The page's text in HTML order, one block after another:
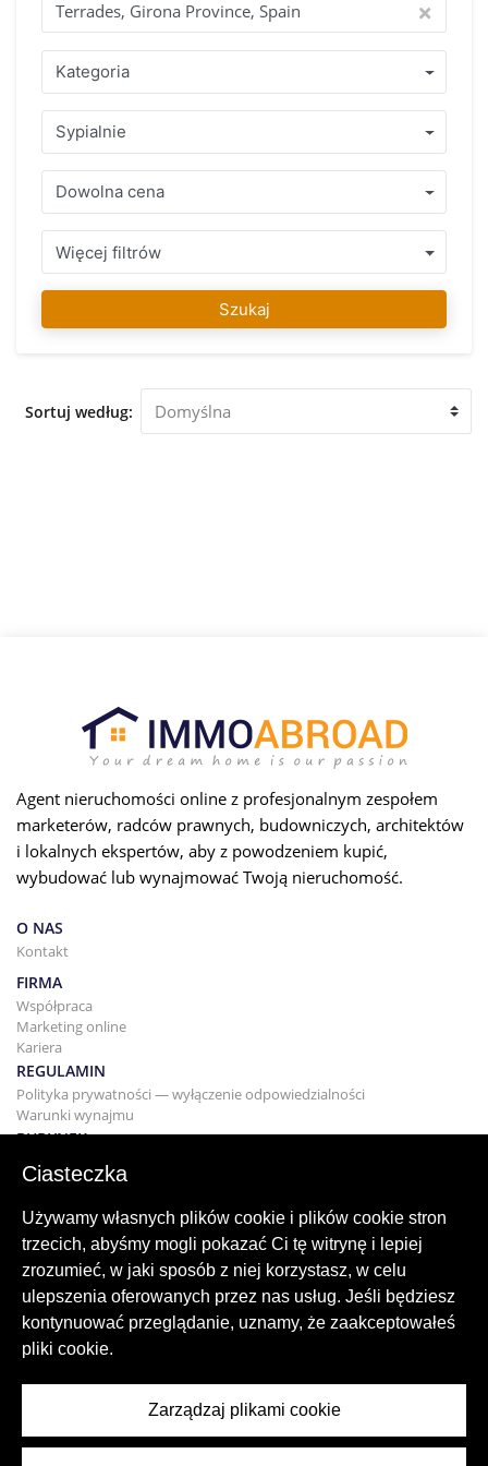
chwili, jeśli masz pytania. Znalezienie Twojego
wymarzonego domu to nasza pasja! Dlaczego warto kupić
poprzez IMMO Abroad? Skorzystaj z ponad 15-letnegodo
świadczenia z zespołem specjalistow, którzy mówią w
Twoim języku i swietnie znaja zasady i reguły obowiązujące
w kraju, w którym chcesz kupić swó nieruchomość. Zakres
zadbanych nieruchomość w Terrades, Girona Province,
Spain lub w bezpośredniej okolicy z uczciwą porada
prfesjonalisty gwarantuje podjecie prawidlowej decyzji. Po
znalezieniu swojego ulubionego nieruchomość można na
nas liczyć aby zakupic posiadlos, w trakcie calego procesu i
także długo po tym, mozemy Państwu pomóc w razie
potrzeby. Nasz zespół IMMO Abroad życzy dużo zabawy w
znalezieniu swojego ulubionego nieruchomość w Terrades,
oglądnac nieruchomości który został przez Ciebie wybrany.
Kategoria
Sypialnie
Dowolna cena
Więcej filtrów
Szukaj
Sortuj według:
Agent nieruchomości online z profesjonalnym zespołem
marketerów, radców prawnych, budowniczych, architektów
i lokalnych ekspertów, aby z powodzeniem kupić,
wybudować lub wynajmować Twoją nieruchomość.
O NAS
Kontakt
FIRMA
Współpraca
Marketing online
Kariera
REGULAMIN
Polityka prywatności — wyłączenie odpowiedzialności
Warunki wynajmu
BUDYNEK
Projektowanie
Kupowanie domu
Sprzedaż
Usługa wyszukiwania
BLOG
Blog
Regiony na całym świecie
Ciasteczka
Używamy własnych plików cookie i plików cookie stron
trzecich, abyśmy mogli pokazać Ci tę witrynę i lepiej
zrozumieć, w jaki sposób z niej korzystasz, w celu
ulepszenia oferowanych przez nas usług. Jeśli będziesz
kontynuować przeglądanie, uznamy, że zaakceptowałeś
pliki cookie.
Zarządzaj plikami cookie